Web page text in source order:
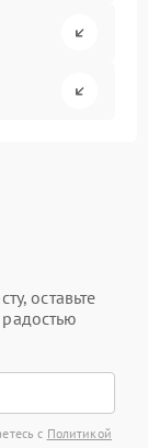
оставьте
с Политикой